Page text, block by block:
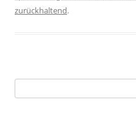
zurückhaltend.
nach: